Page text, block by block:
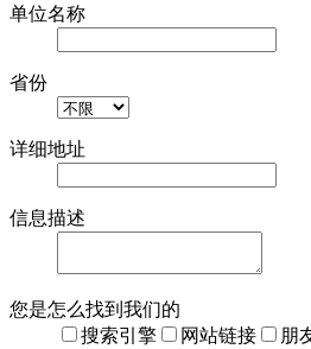
单位名称
省份
详细地址
信息描述
您是怎么找到我们的
搜索引擎
网站链接 朋